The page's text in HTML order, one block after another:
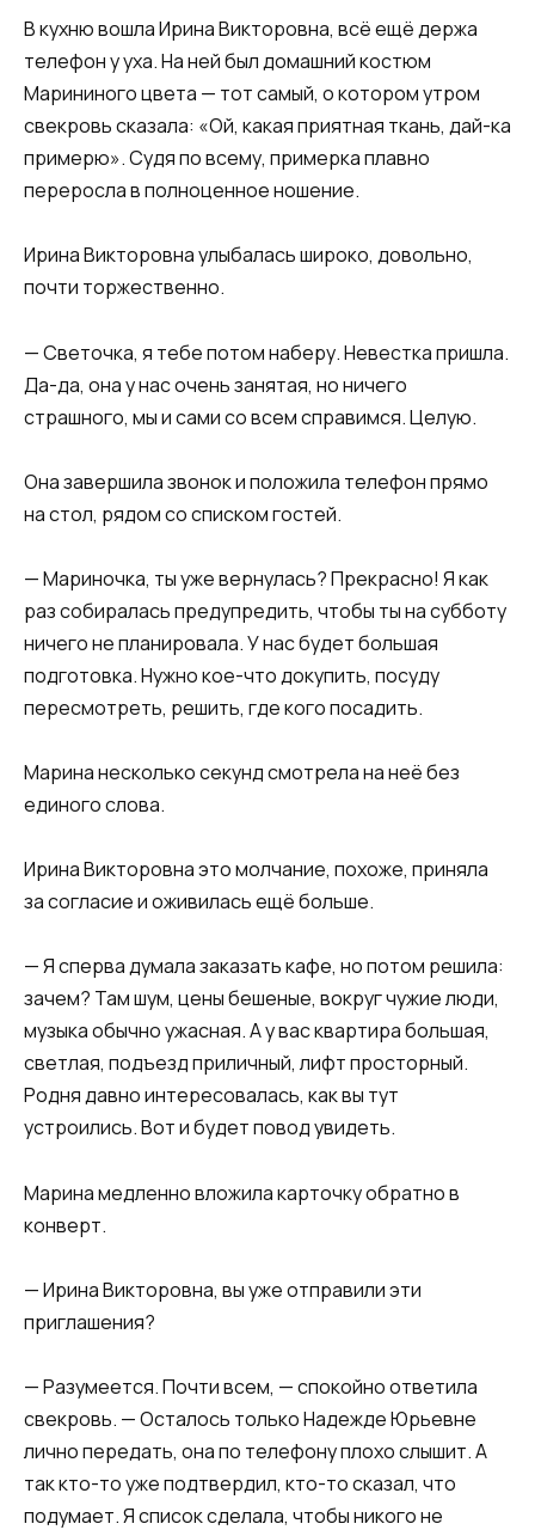
В кухню вошла Ирина Викторовна, всё ещё держа
телефон у уха. На ней был домашний костюм
Марининого цвета — тот самый, о котором утром
свекровь сказала: «Ой, какая приятная ткань, дай-ка
примерю». Судя по всему, примерка плавно
переросла в полноценное ношение.
Ирина Викторовна улыбалась широко, довольно,
почти торжественно.
— Светочка, я тебе потом наберу. Невестка пришла.
Да-да, она у нас очень занятая, но ничего
страшного, мы и сами со всем справимся. Целую.
Она завершила звонок и положила телефон прямо
на стол, рядом со списком гостей.
— Мариночка, ты уже вернулась? Прекрасно! Я как
раз собиралась предупредить, чтобы ты на субботу
ничего не планировала. У нас будет большая
подготовка. Нужно кое-что докупить, посуду
пересмотреть, решить, где кого посадить.
Марина несколько секунд смотрела на неё без
единого слова.
Ирина Викторовна это молчание, похоже, приняла
за согласие и оживилась ещё больше.
— Я сперва думала заказать кафе, но потом решила:
зачем? Там шум, цены бешеные, вокруг чужие люди,
музыка обычно ужасная. А у вас квартира большая,
светлая, подъезд приличный, лифт просторный.
Родня давно интересовалась, как вы тут
устроились. Вот и будет повод увидеть.
Марина медленно вложила карточку обратно в
конверт.
— Ирина Викторовна, вы уже отправили эти
приглашения?
— Разумеется. Почти всем, — спокойно ответила
свекровь. — Осталось только Надежде Юрьевне
лично передать, она по телефону плохо слышит. А
так кто-то уже подтвердил, кто-то сказал, что
подумает. Я список сделала, чтобы никого не